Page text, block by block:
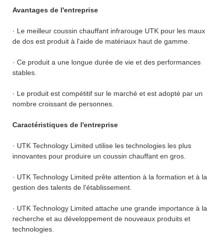
Avantages de l'entreprise
· Le meilleur coussin chauffant infrarouge UTK pour les maux
de dos est produit à l'aide de matériaux haut de gamme.
· Ce produit a une longue durée de vie et des performances
stables.
· Le produit est compétitif sur le marché et est adopté par un
nombre croissant de personnes.
Caractéristiques de l'entreprise
· UTK Technology Limited utilise les technologies les plus
innovantes pour produire un coussin chauffant en gros.
· UTK Technology Limited prête attention à la formation et à la
gestion des talents de l'établissement.
· UTK Technology Limited attache une grande importance à la
recherche et au développement de nouveaux produits et
technologies.